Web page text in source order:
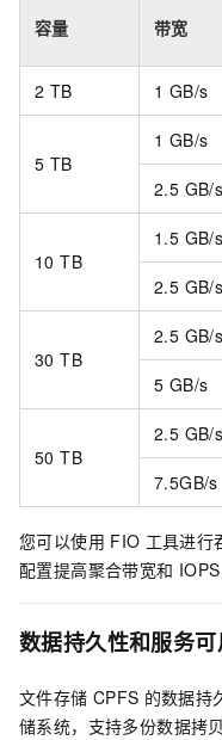
容量 带宽
2 TB 1 GB/s
5 TB
1 GB/s
2.5 GB/s
10 TB
1.5 GB/s
2.5 GB/s
30 TB
2.5 GB/s
5 GB/s
50 TB
2.5 GB/s
7.5GB/s
您可以使用 FIO 工具进行
配置提高聚合带宽和
数据持久性和服务
文件存储 CPFS 的数据持
储系统，支持多份数据拷